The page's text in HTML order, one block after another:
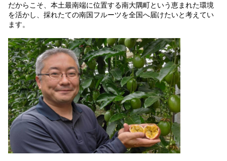
だからこそ、本土最南端に位置する南大隅町という恵まれた環境
を活かし、採れたての南国フルーツを全国へ届けたいと考えてい
ます。